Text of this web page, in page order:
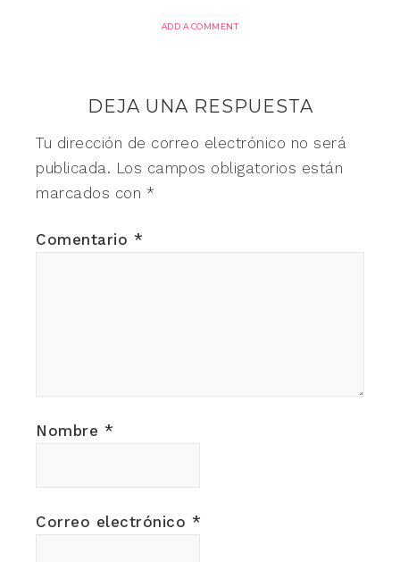
ADD A COMMENT
DEJA UNA RESPUESTA
Tu dirección de correo electrónico no será
publicada. Los campos obligatorios están
marcados con *
Comentario *
Nombre *
Correo electrónico *